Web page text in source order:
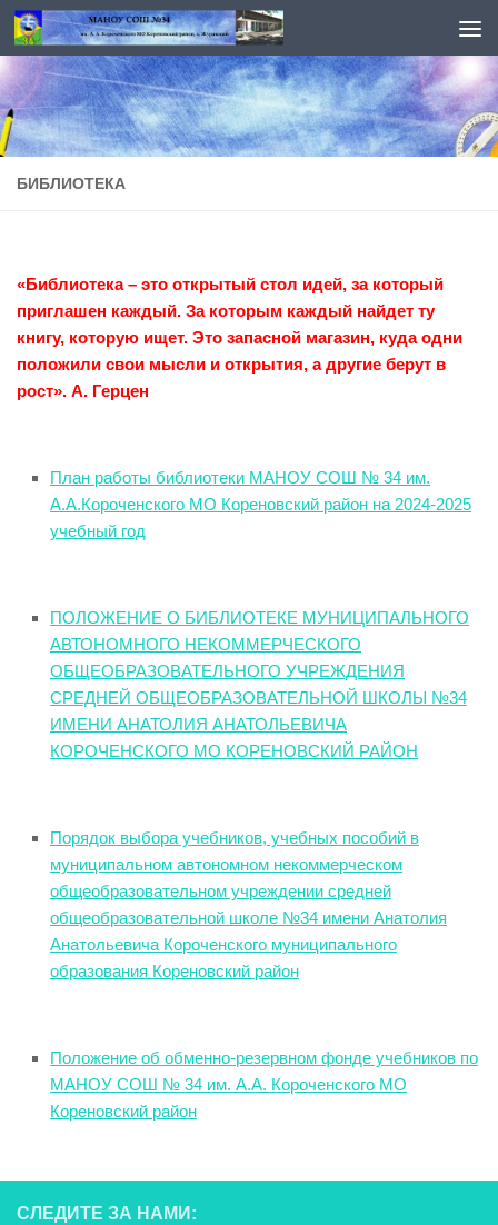
Перейти к содержимому
БИБЛИОТЕКА
«Библиотека – это открытый стол идей, за который
приглашен каждый. За которым каждый найдет ту
книгу, которую ищет. Это запасной магазин, куда одни
положили свои мысли и открытия, а другие берут в
рост». А. Герцен
План работы библиотеки МАНОУ СОШ № 34 им.
А.А.Короченского МО Кореновский район на 2024-2025
учебный год
ПОЛОЖЕНИЕ О БИБЛИОТЕКЕ МУНИЦИПАЛЬНОГО
АВТОНОМНОГО НЕКОММЕРЧЕСКОГО
ОБЩЕОБРАЗОВАТЕЛЬНОГО УЧРЕЖДЕНИЯ
СРЕДНЕЙ ОБЩЕОБРАЗОВАТЕЛЬНОЙ ШКОЛЫ №34
ИМЕНИ АНАТОЛИЯ АНАТОЛЬЕВИЧА
КОРОЧЕНСКОГО МО КОРЕНОВСКИЙ РАЙОН
Порядок выбора учебников, учебных пособий в
муниципальном автономном некоммерческом
общеобразовательном учреждении средней
общеобразовательной школе №34 имени Анатолия
Анатольевича Короченского муниципального
образования Кореновский район
Положение об обменно-резервном фонде учебников по
МАНОУ СОШ № 34 им. А.А. Короченского МО
Кореновский район
СЛЕДИТЕ ЗА НАМИ: